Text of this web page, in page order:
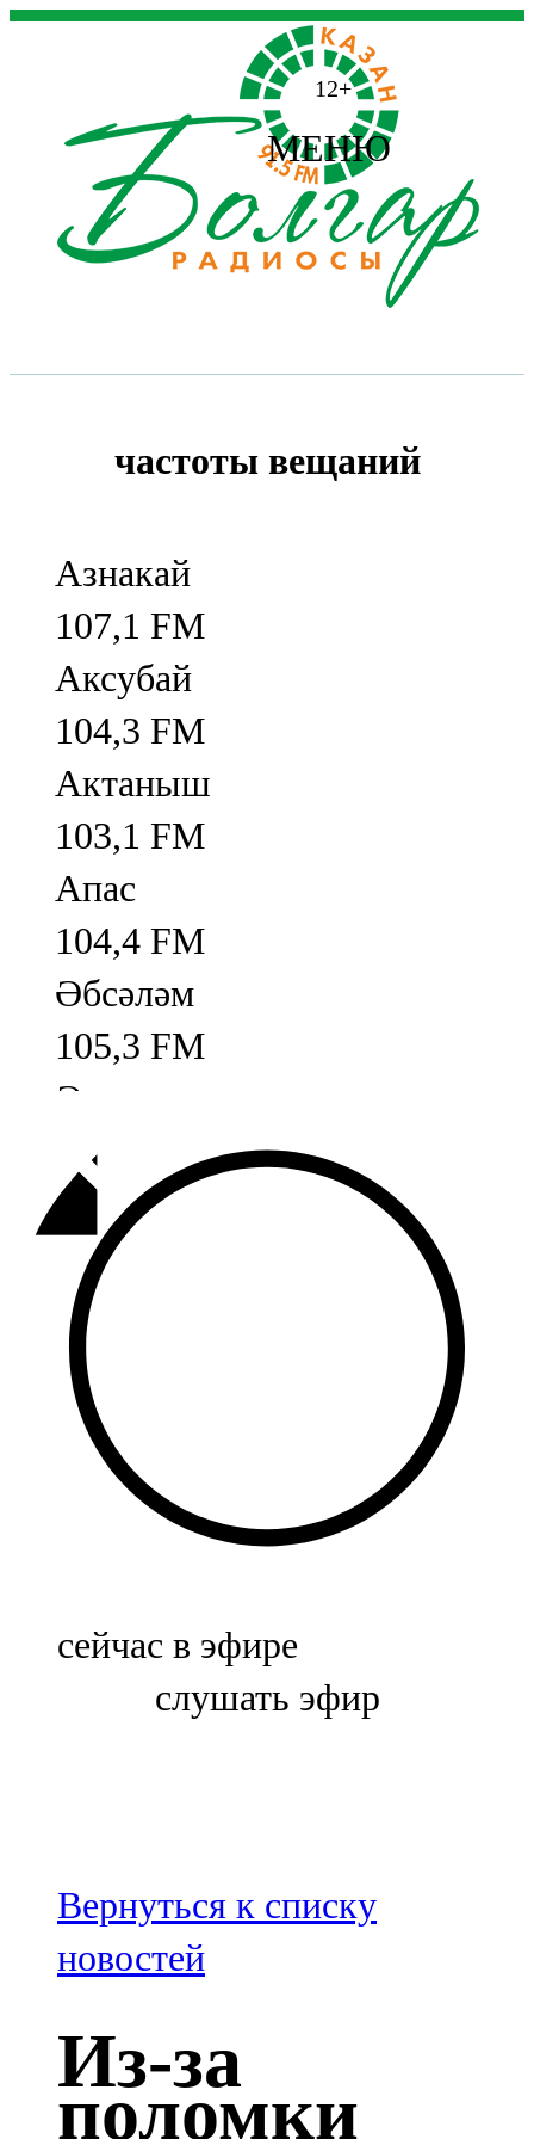
12+
МЕНЮ
частоты вещаний
Азнакай
107,1 FM
Аксубай
104,3 FM
Актаныш
103,1 FM
Апас
104,4 FM
Әбсәләм
105,3 FM
Әлмәт
92,9 FM
Базарлы матак
107,1 FM
Балык бистәсе
104,9 FM
Баулы
107,5 FM
Биләр
Болгар
100,3 FM
Зәй
106,6 FM
Кадыбаш
105,2 FM
сейчас в эфире
слушать эфир
Вернуться к списку
новостей
Из-за
поломки